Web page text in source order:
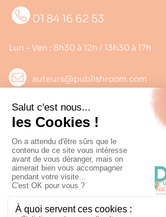
01 84 16 62 53
Lun – Ven : 8h30 à 12h / 13h30 à 17h
auteurs@publishroom.com
Informations
Suivez nous
Copyright © 2022Publishroom